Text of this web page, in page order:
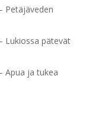
Petäjäveden
Lukiossa pätevät
Apua ja tukea